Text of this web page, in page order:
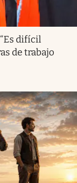
difícil
de trabajo